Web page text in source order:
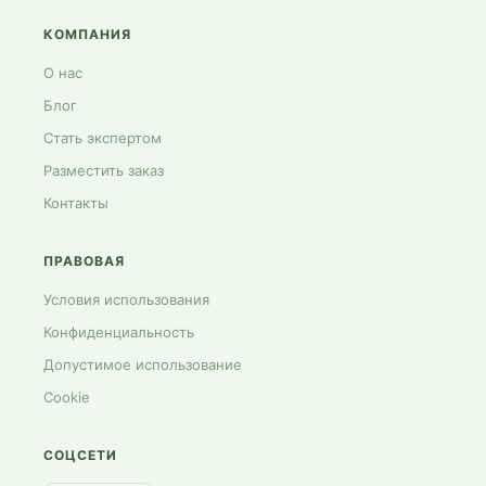
КОМПАНИЯ
О нас
Блог
Стать экспертом
Разместить заказ
Контакты
ПРАВОВАЯ
Условия использования
Конфиденциальность
Допустимое использование
Cookie
СОЦСЕТИ